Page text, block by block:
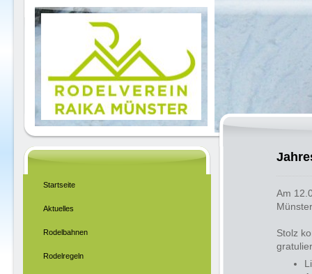
Am
Stolz
Startseite
Aktuelles
Rodelbahnen
Rodelregeln